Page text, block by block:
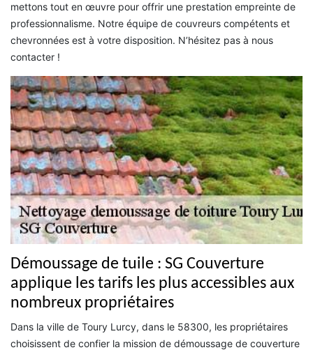
mettons tout en œuvre pour offrir une prestation empreinte de
professionnalisme. Notre équipe de couvreurs compétents et
chevronnées est à votre disposition. N’hésitez pas à nous
contacter !
Démoussage de tuile : SG Couverture
applique les tarifs les plus accessibles aux
nombreux propriétaires
Dans la ville de Toury Lurcy, dans le 58300, les propriétaires
choisissent de confier la mission de démoussage de couverture